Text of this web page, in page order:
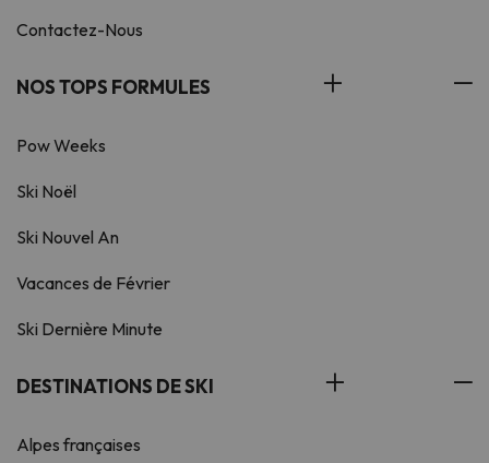
Contactez-Nous
NOS TOPS FORMULES
Pow Weeks
Ski Noël
Ski Nouvel An
Vacances de Février
Ski Dernière Minute
DESTINATIONS DE SKI
Alpes françaises